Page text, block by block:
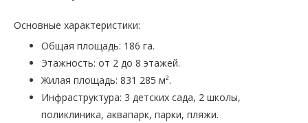
Основные характеристики:
Общая площадь: 186 га.
Этажность: от 2 до 8 этажей.
Жилая площадь: 831 285 м².
Инфраструктура: 3 детских сада, 2 школы,
поликлиника, аквапарк, парки, пляжи.